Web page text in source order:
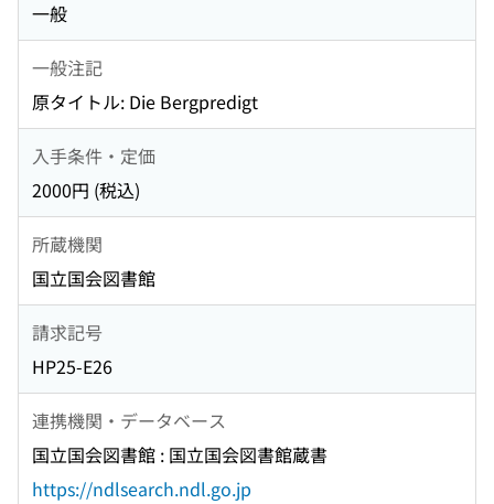
一般
一般注記
原タイトル: Die Bergpredigt
入手条件・定価
2000円 (税込)
所蔵機関
国立国会図書館
請求記号
HP25-E26
連携機関・データベース
国立国会図書館 : 国立国会図書館蔵書
https://ndlsearch.ndl.go.jp